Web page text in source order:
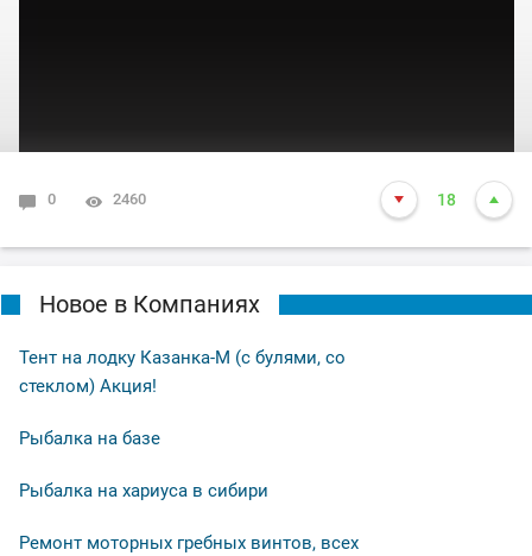
0 2460 18
Новое в Компаниях
Тент на лодку Казанка-М (с булями, со
стеклом) Акция!
Рыбалка на базе
Рыбалка на хариуса в сибири
Ремонт моторных гребных винтов, всех